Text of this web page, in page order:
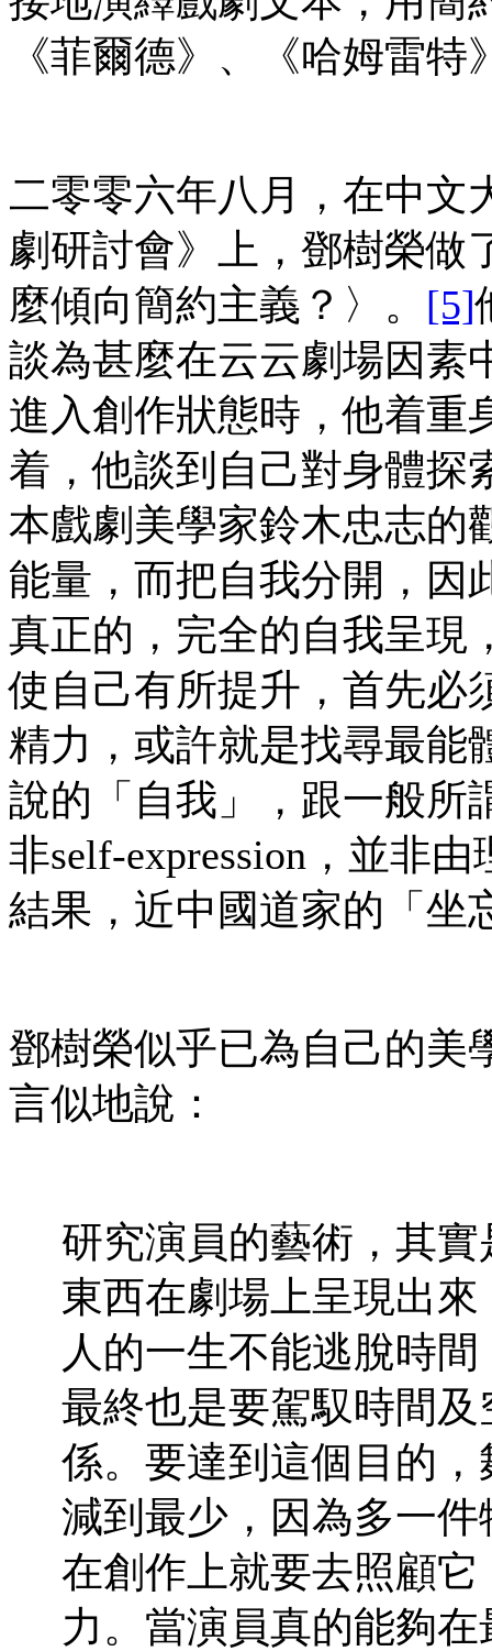
《菲爾德》、《哈姆雷
二零零六年八月，在中文
劇研討會》上，鄧樹榮做
麼傾向簡約主義？〉。 [5]
談為甚麼在云云劇場因素
進入創作狀態時，他着重
着，他談到自己對身體探
本戲劇美學家鈴木忠志的
能量，而把自我分開，因
真正的，完全的自我呈現
使自己有所提升，首先必
精力，或許就是找尋最能
說的「自我」，跟一般所
非self-expression，並非
結果，近中國道家的「坐
鄧樹榮似乎已為自己的美
言似地說：
研究演員的藝術，其
東西在劇場上呈現出
人的一生不能逃脫時
最終也是要駕馭時間
係。要達到這個目的
減到最少，因為多一
在創作上就要去照顧
力。當演員真的能夠